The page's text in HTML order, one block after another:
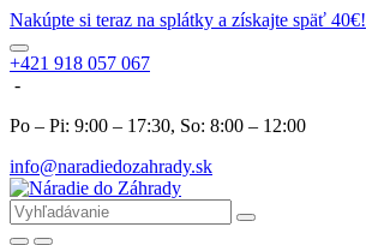
Nakúpte si teraz na splátky a získajte späť 40€!
+421 918 057 067
-
Po – Pi: 9:00 – 17:30, So: 8:00 – 12:00
info@naradiedozahrady.sk